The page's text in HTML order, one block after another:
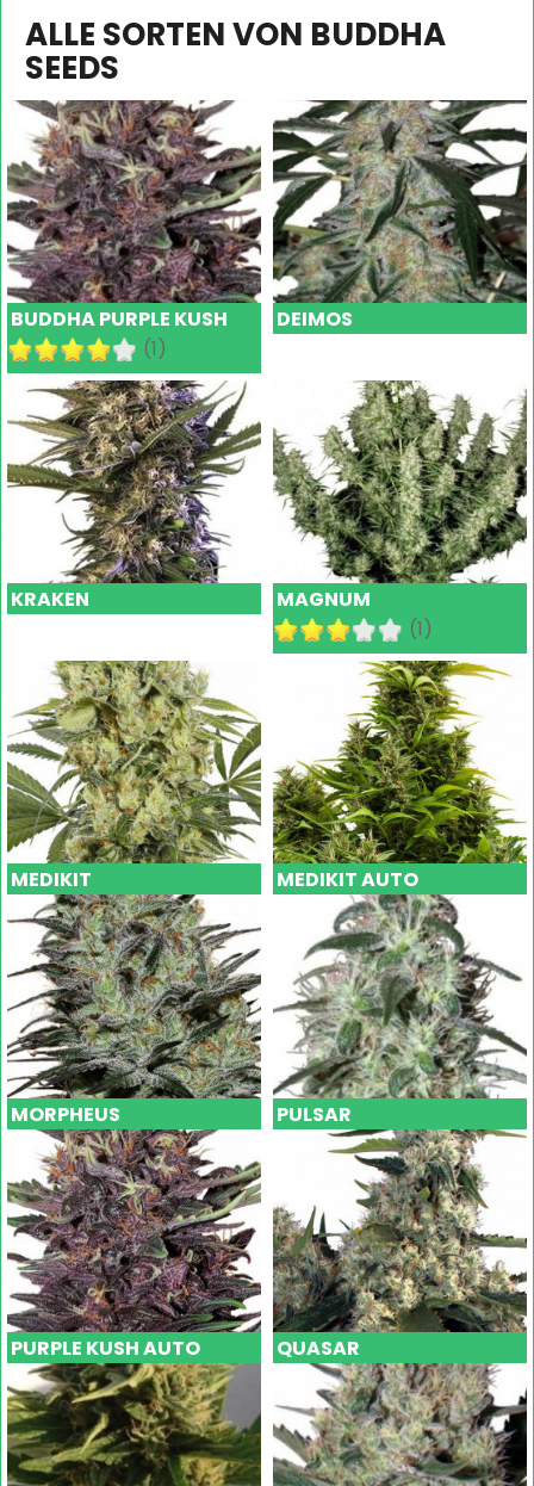
ALLE SORTEN VON BUDDHA
SEEDS
BUDDHA PURPLE KUSH
(1)
DEIMOS
KRAKEN
MAGNUM
(1)
MEDIKIT MEDIKIT AUTO
MORPHEUS PULSAR
PURPLE KUSH AUTO QUASAR